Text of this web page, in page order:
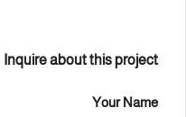
Inquire about this project
Your Name